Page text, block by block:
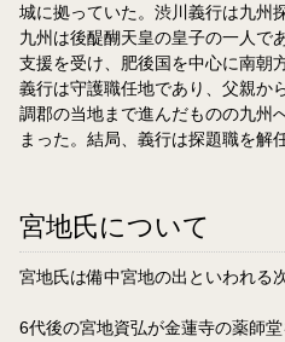
城に拠っていた。渋川義行は九州
九州は後醍醐天皇の皇子の一人で
支援を受け、肥後国を中心に南朝
義行は守護職任地であり、父親か
調郡の当地まで進んだものの九州
まった。結局、義行は探題職を解
宮地氏について
宮地氏は備中宮地の出といわれる
6代後の宮地資弘が金蓮寺の薬師